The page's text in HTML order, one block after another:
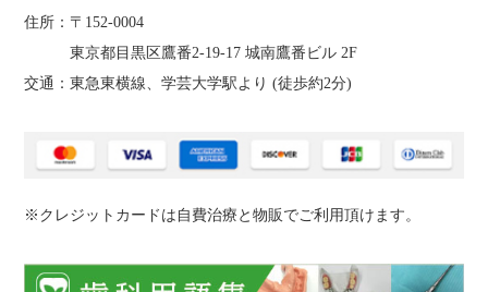
住所：〒152-0004
東京都目黒区鷹番2‐19‐17 城南鷹番ビル 2F
交通：東急東横線、学芸大学駅より (徒歩約2分)
※クレジットカードは自費治療と物販でご利用頂けます。